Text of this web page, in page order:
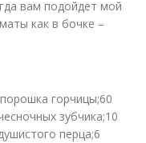
вам подойдет мой
как в бочке –
горчицы;60
зубчика;10
перца;6